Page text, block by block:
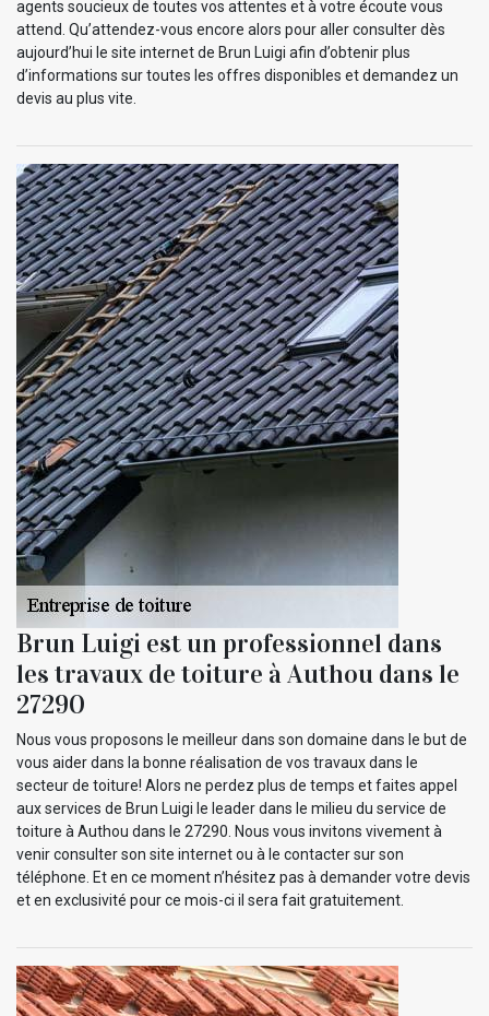
agents soucieux de toutes vos attentes et à votre écoute vous
attend. Qu’attendez-vous encore alors pour aller consulter dès
aujourd’hui le site internet de Brun Luigi afin d’obtenir plus
d’informations sur toutes les offres disponibles et demandez un
devis au plus vite.
Brun Luigi est un professionnel dans
les travaux de toiture à Authou dans le
27290
Nous vous proposons le meilleur dans son domaine dans le but de
vous aider dans la bonne réalisation de vos travaux dans le
secteur de toiture! Alors ne perdez plus de temps et faites appel
aux services de Brun Luigi le leader dans le milieu du service de
toiture à Authou dans le 27290. Nous vous invitons vivement à
venir consulter son site internet ou à le contacter sur son
téléphone. Et en ce moment n’hésitez pas à demander votre devis
et en exclusivité pour ce mois-ci il sera fait gratuitement.